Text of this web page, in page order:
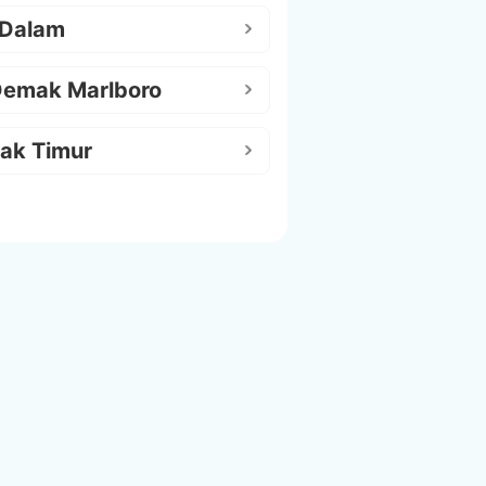
Marlboro
Timur